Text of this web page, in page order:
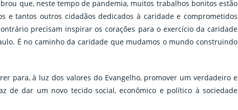
que, neste tempo de pandemia, muitos trabalhos bonitos estão
e tantos outros cidadãos dedicados à caridade e comprometidos
precisam inspirar os corações para o exercício da caridade
É no caminho da caridade que mudamos o mundo construindo
para, à luz dos valores do Evangelho, promover um verdadeiro e
de dar um novo tecido social, econômico e político à sociedade